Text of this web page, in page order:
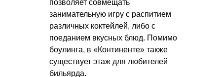
позволяет совмещать
занимательную игру с распитием
различных коктейлей, либо с
поеданием вкусных блюд. Помимо
боулинга, в «Континенте» также
существует этаж для любителей
бильярда.